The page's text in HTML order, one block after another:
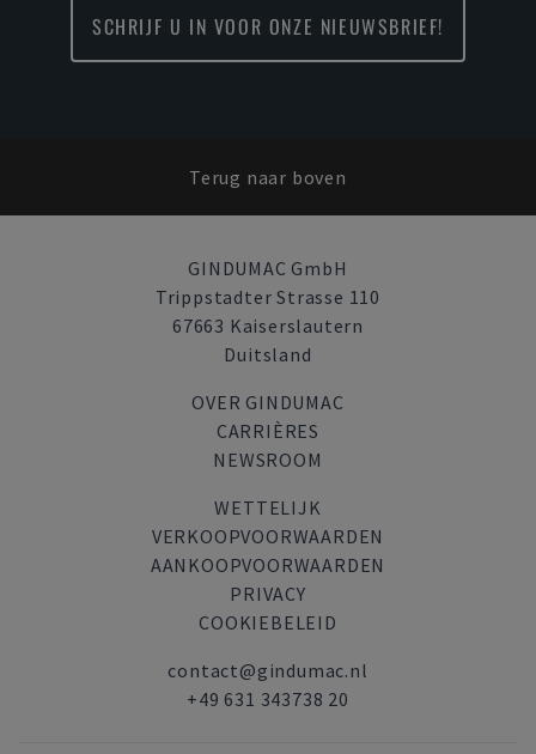
SCHRIJF U IN VOOR ONZE NIEUWSBRIEF!
Terug naar boven
GINDUMAC GmbH
Trippstadter Strasse 110
67663 Kaiserslautern
Duitsland
OVER GINDUMAC
CARRIÈRES
NEWSROOM
WETTELIJK
VERKOOPVOORWAARDEN
AANKOOPVOORWAARDEN
PRIVACY
COOKIEBELEID
contact@gindumac.nl
+49 631 343738 20